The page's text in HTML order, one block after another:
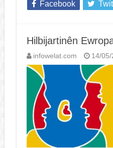
Facebook
Hilbijartinên
infowelat.com 14/05/